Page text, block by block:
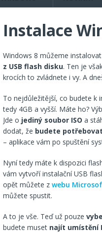
Instalace
Windows 8 můžeme
z USB flash disku. Ten je
krocích to zvládnete i vy. A
To nejdůležitější, co budete k
tedy 4GB a vyšší. Máte ho?
Jde o jediný soubor ISO a
dodat, že budete
– aplikace vám po spuštění
Nyní tedy máte k dispozici
vám vytvoří instalační USB
opět můžete z webu
můžete spustit.
A to je vše. Teď už pouze
budete muset najít umístění